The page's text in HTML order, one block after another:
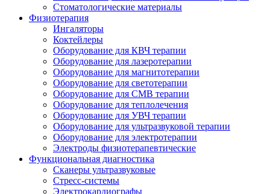
Стоматологические материалы
Физиотерапия
Ингаляторы
Коктейлеры
Оборудование для КВЧ терапии
Оборудование для лазеротерапии
Оборудование для магнитотерапии
Оборудование для светотерапии
Оборудование для СМВ терапии
Оборудование для теплолечения
Оборудование для УВЧ терапии
Оборудование для ультразвуковой терапии
Оборудование для электротерапии
Электроды физиотерапевтические
Функциональная диагностика
Сканеры ультразвуковые
Стресс-системы
Электрокардиографы